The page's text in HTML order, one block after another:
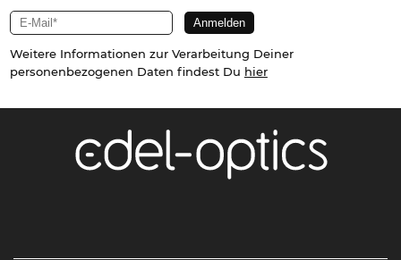
Weitere Informationen zur Verarbeitung Deiner
personenbezogenen Daten findest Du hier